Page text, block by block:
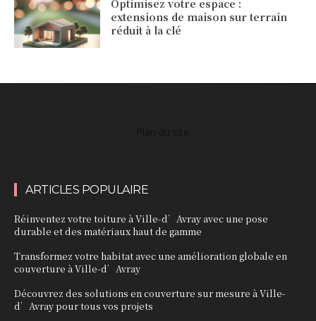
Optimisez votre espace :
extensions de maison sur terrain
réduit à la clé
ARTICLES POPULAIRE
Réinventez votre toiture à Ville-d’Avray avec une pose
durable et des matériaux haut de gamme
Transformez votre habitat avec une amélioration globale en
couverture à Ville-d’Avray
Découvrez des solutions en couverture sur mesure à Ville-
d’Avray pour tous vos projets